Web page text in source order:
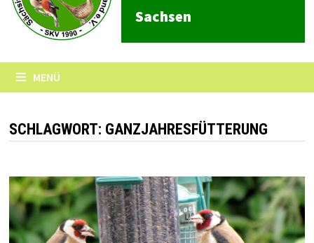
Sachsen
MENÜ
SCHLAGWORT: GANZJAHRESFÜTTERUNG